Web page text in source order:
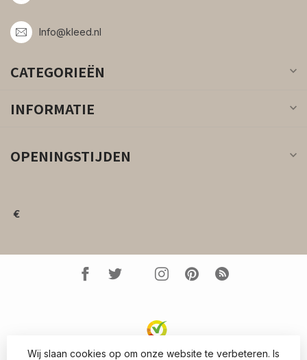
Info@kleed.nl
CATEGORIEËN
INFORMATIE
OPENINGSTIJDEN
€
© Copyright 2026 Kleed.nl- Powered by Lightspeed-
Wij slaan cookies op om onze website te verbeteren. Is